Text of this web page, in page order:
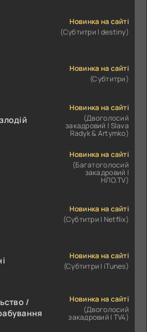
Новинка на сайті
(Субтитри | destiny)
Новинка на сайті
(Субтитри)
Новинка на сайті
(Двоголосий
закадровий | Slava
Radyk & Artymko)
Новинка на сайті
(Багатоголосий
закадровий |
НЛО.TV)
Новинка на сайті
(Субтитри | Netflix)
Новинка на сайті
(Субтитри | iTunes)
/
Новинка на сайті
(Двоголосий
закадровий | TV4)